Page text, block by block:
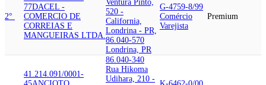
2°
77DACEL -
COMERCIO DE
CORREIAS E
MANGUEIRAS LTDA.
Ventura Pinto,
520 -
California,
Londrina - PR,
86.040-570
Londrina, PR
G-4759-8/99
Comércio
Varejista
Premium
41.214.091/0001-
86.040-340
Rua Hikoma
Udihara, 210 -